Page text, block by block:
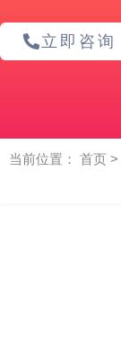
立即咨询
当前位置： 首页 >